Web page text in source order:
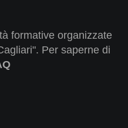
formative organizzate
Per saperne di